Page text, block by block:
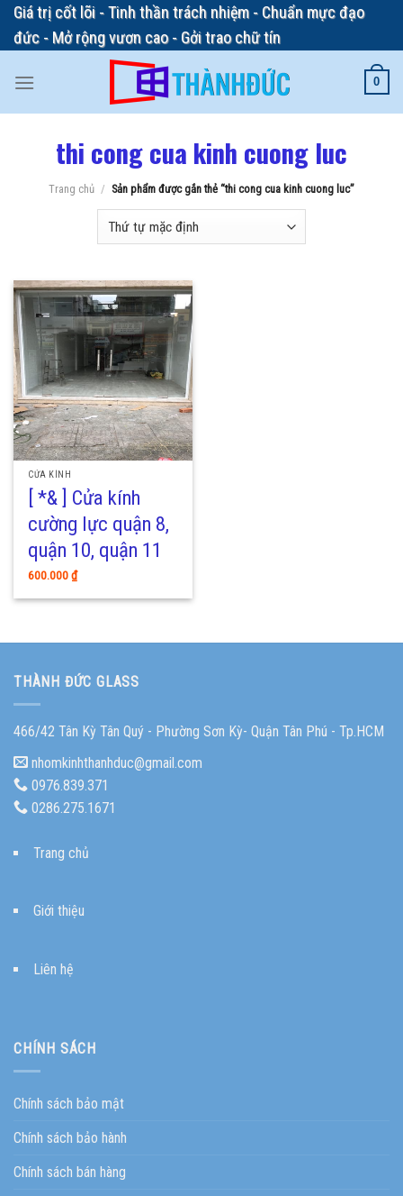
Skip
content
Giá trị cốt lõi - Tinh thần trách nhiệm - Chuẩn mực đạo
đức - Mở rộng vươn cao - Gởi trao chữ tín
0
thi cong cua kinh cuong luc
Trang chủ / Sản phẩm được gắn thẻ “thi cong cua kinh cuong luc”
CỬA KÍNH
[ *& ] Cửa kính
cường lực quận 8,
quận 10, quận 11
600.000₫
THÀNH ĐỨC GLASS
466/42 Tân Kỳ Tân Quý - Phường Sơn Kỳ- Quận Tân Phú - Tp.HCM
nhomkinhthanhduc@gmail.com
0976.839.371
0286.275.1671
Trang chủ
Giới thiệu
Liên hệ
CHÍNH SÁCH
Chính sách bảo mật
Chính sách bảo hành
Chính sách bán hàng